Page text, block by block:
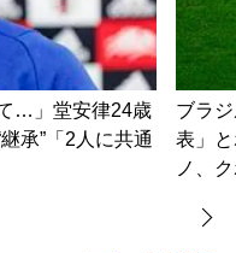
…」堂安律24歳
承”「2人に共通
ブラ
表」
ノ、